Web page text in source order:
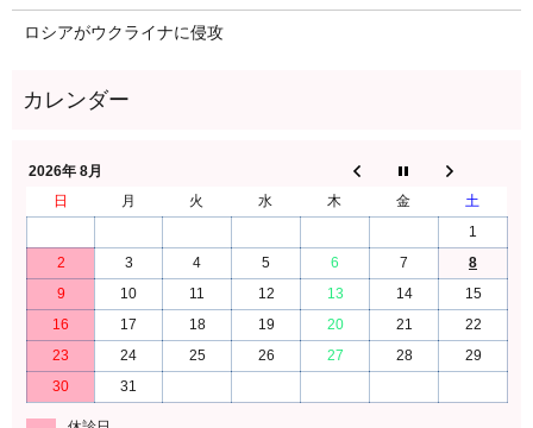
ロシアがウクライナに侵攻
2026年 8月
日
月 火 水 木 金
土
1
2
3 4 5 6 7
8
9
10 11 12 13 14
15
16
17 18 19 20 21
22
23
24 25 26 27 28
29
30
31